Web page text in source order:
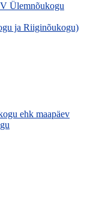
Ülemnõukogu
ja Riiginõukogu)
ehk maapäev